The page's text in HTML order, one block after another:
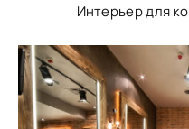
Интерьер для